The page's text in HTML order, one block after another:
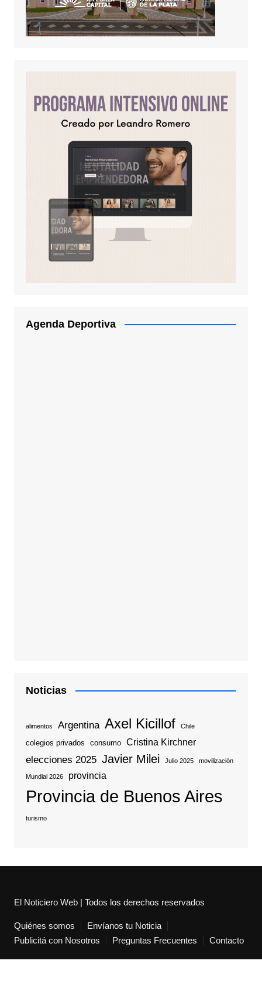
Agenda Deportiva
Noticias
alimentos Argentina Axel Kicillof Chile
colegios privados consumo Cristina Kirchner
elecciones 2025 Javier Milei Julio 2025 movilización
Mundial 2026 provincia
Provincia de Buenos Aires
turismo
El Noticiero Web | Todos los derechos reservados
Quiénes somos
Envíanos tu Noticia
Publicitá con Nosotros
Preguntas Frecuentes Contacto